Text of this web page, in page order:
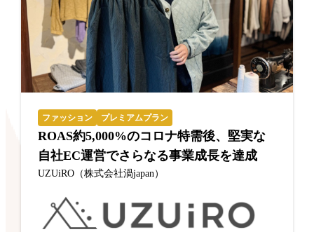
ファッション プレミアムプラン
ROAS約5,000%のコロナ特需後、堅実な
自社EC運営でさらなる事業成長を達成
UZUiRO（株式会社渦japan）